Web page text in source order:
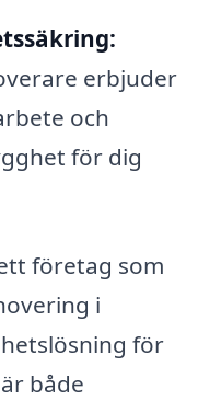
erbjuder
och
för dig
företag som
i
för
både